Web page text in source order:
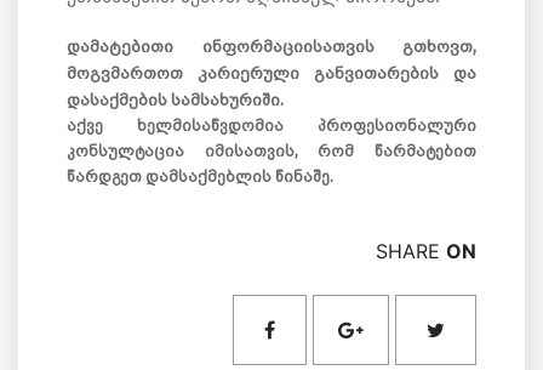
დამატებითი ინფორმაციისათვის გთხოვთ,
მოგვმართოთ კარიერული განვითარების და
დასაქმების სამსახურიში.
აქვე ხელმისაწვდომია პროფესიონალური
კონსულტაცია იმისათვის, რომ წარმატებით
წარდგეთ დამსაქმებლის წინაშე.
SHARE ON